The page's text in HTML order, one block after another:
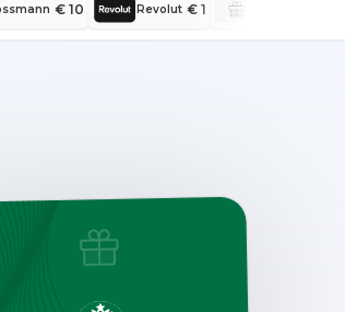
€ 10 Revolut € 1